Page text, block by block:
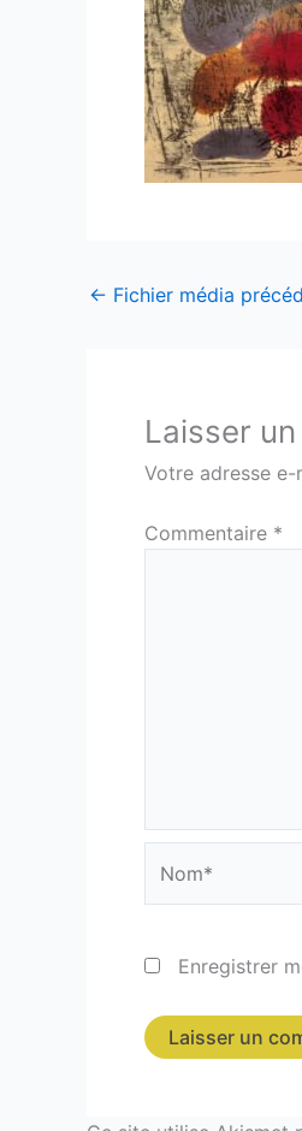
← Fichier média
Laisser
Votre adresse e-
Commentaire *
Enregistrer